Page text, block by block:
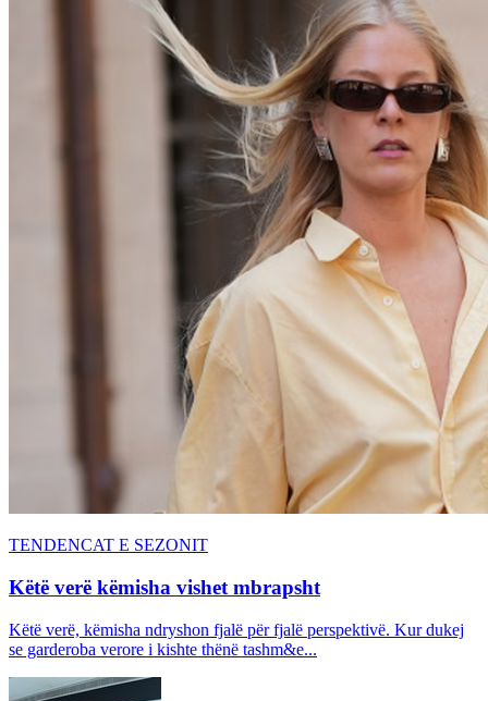
TENDENCAT E SEZONIT
Këtë verë këmisha vishet mbrapsht
Këtë verë, këmisha ndryshon fjalë për fjalë perspektivë. Kur dukej
se garderoba verore i kishte thënë tashm&e...